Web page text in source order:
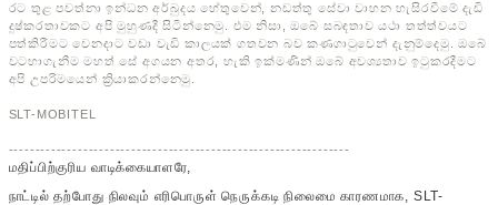
රට තුළ පවත්නා ඉන්ධන අර්බුදය හේතුවෙන්, නඩත්තු සේවා වාහන හැසිරවීමේ දැඩි
දුෂ්කරතාවකට අපි මුහුණදී සිටින්නෙමු. එම නිසා, ඔබේ සබඳතාව යථා තත්ත්වයට
පත්කිරීමට වෙනදාට වඩා වැඩි කාලයක් ගතවන බව කණගාටුවෙන් දැනුම්දෙමු. ඔබේ
වටහාගැනීම මහත් සේ අගයන අතර, හැකි ඉක්මණින් ඔබේ අවශ්‍යතාව ඉටුකරදීමට
අපි උපරිමයෙන් ක්‍රියාකරන්නෙමු.
SLT-MOBITEL
----------------------------------------------------------------
மதிப்பிற்குரிய வாடிக்கையாளரே,
நாட்டில் தற்போது நிலவும் எரிபொருள் நெருக்கடி நிலைமை காரணமாக, SLT-